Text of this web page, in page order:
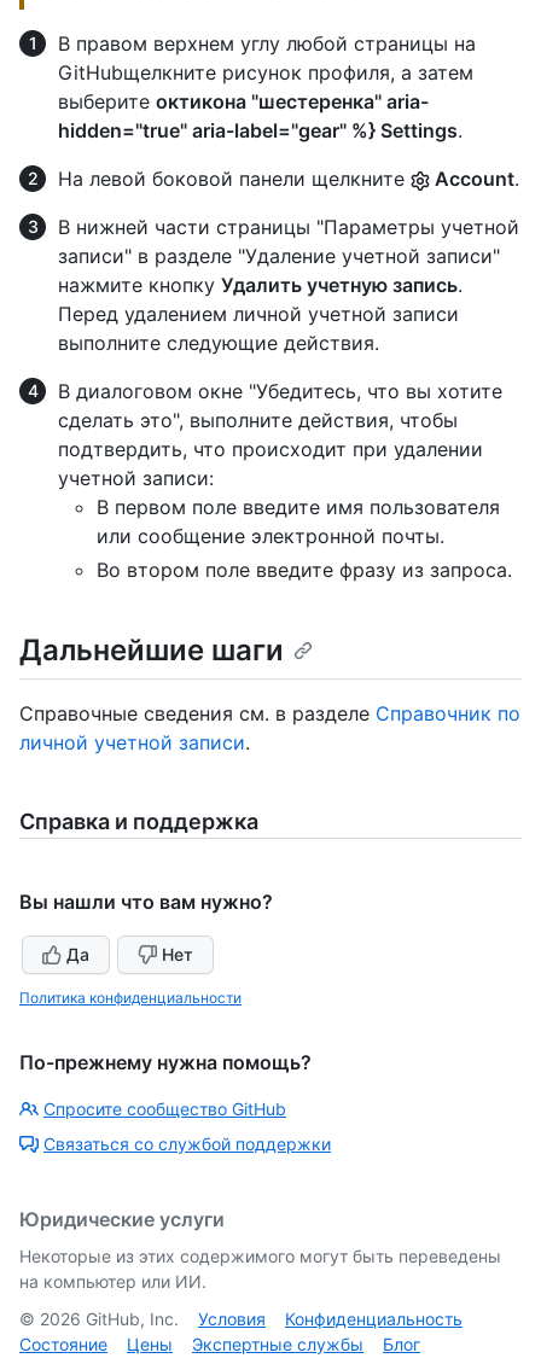
В правом верхнем углу любой страницы на
GitHubщелкните рисунок профиля, а затем
выберите октикона "шестеренка" aria-
hidden="true" aria-label="gear" %} Settings.
На левой боковой панели щелкните
Account.
В нижней части страницы "Параметры учетной
записи" в разделе "Удаление учетной записи"
нажмите кнопку Удалить учетную запись.
Перед удалением личной учетной записи
выполните следующие действия.
В диалоговом окне "Убедитесь, что вы хотите
сделать это", выполните действия, чтобы
подтвердить, что происходит при удалении
учетной записи:
В первом поле введите имя пользователя
или сообщение электронной почты.
Во втором поле введите фразу из запроса.
Дальнейшие шаги
Справочные сведения см. в разделе Справочник по
личной учетной записи.
Справка и поддержка
Вы нашли что вам нужно?
Да Нет
Политика конфиденциальности
По-прежнему нужна помощь?
Спросите сообщество GitHub
Связаться со службой поддержки
Юридические услуги
Некоторые из этих содержимого могут быть переведены
на компьютер или ИИ.
© 2026 GitHub, Inc. Условия
Конфиденциальность
Состояние
Цены Экспертные службы Блог